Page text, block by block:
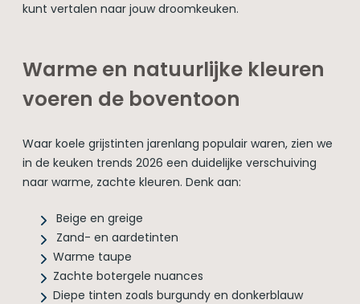
kunt vertalen naar jouw droomkeuken.
Warme en natuurlijke kleuren
voeren de boventoon
Waar koele grijstinten jarenlang populair waren, zien we
in de keuken trends 2026 een duidelijke verschuiving
naar warme, zachte kleuren. Denk aan:
Beige en greige
Zand- en aardetinten
Warme taupe
Zachte botergele nuances
Diepe tinten zoals burgundy en donkerblauw